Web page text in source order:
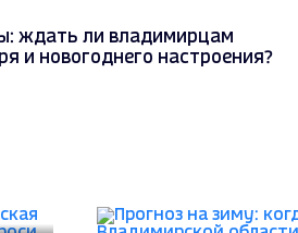
ждать ли владимирцам
и новогоднего настроения?